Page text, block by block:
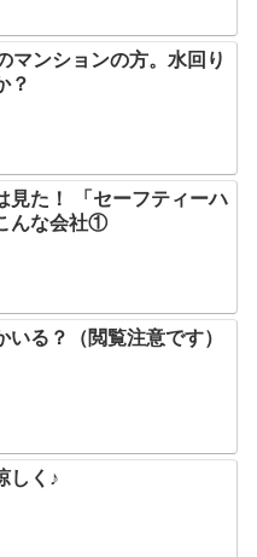
マンションの方。水回り
？
見た！ 「セーフティーハ
んな会社①
いる？（閲覧注意です）
しく♪